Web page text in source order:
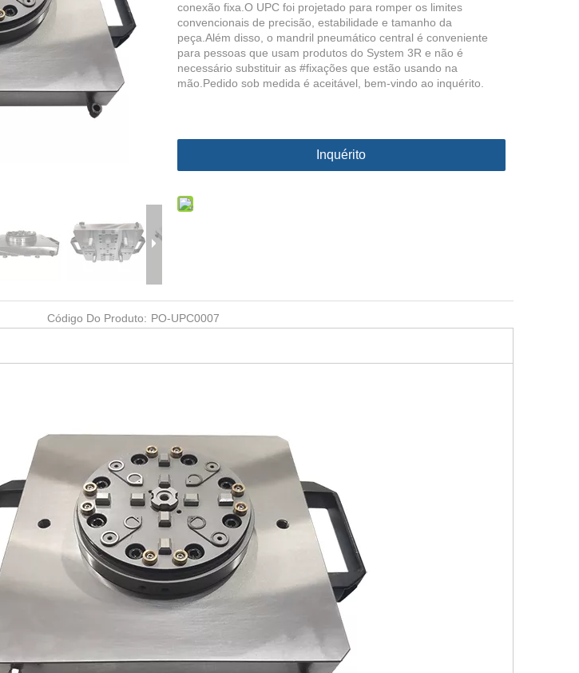
φ72 ER-
035212
Mandril rápido 100 P com
placa de base ER-038824
Mandril Rápido 100 P ER-
conexão fixa.O UPC foi projetado para romper os limites
convencionais de precisão, estabilidade e tamanho da
peça.Além disso, o mandril pneumático central é conveniente
para pessoas que usam produtos do System 3R e não é
necessário substituir as #fixações que estão usando na
mão.Pedido sob medida é aceitável, bem-vindo ao inquérito.
Inquérito
Código Do Produto: PO-UPC0007